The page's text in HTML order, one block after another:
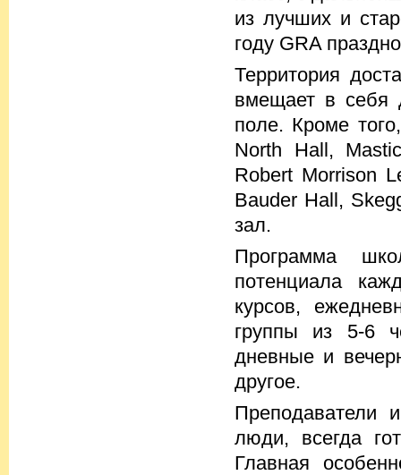
из лучших и
году GRA
Территория
вмещает в себя
поле. Кроме
North Hall,
Robert Morrison
Bauder Hall,
зал.
Программа
потенциала
курсов,
группы из 5-6
дневные и
другое.
Преподаватели
люди, всегда
Главная